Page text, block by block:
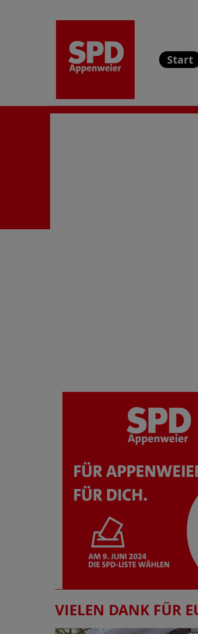
Start
VIELEN DANK FÜR